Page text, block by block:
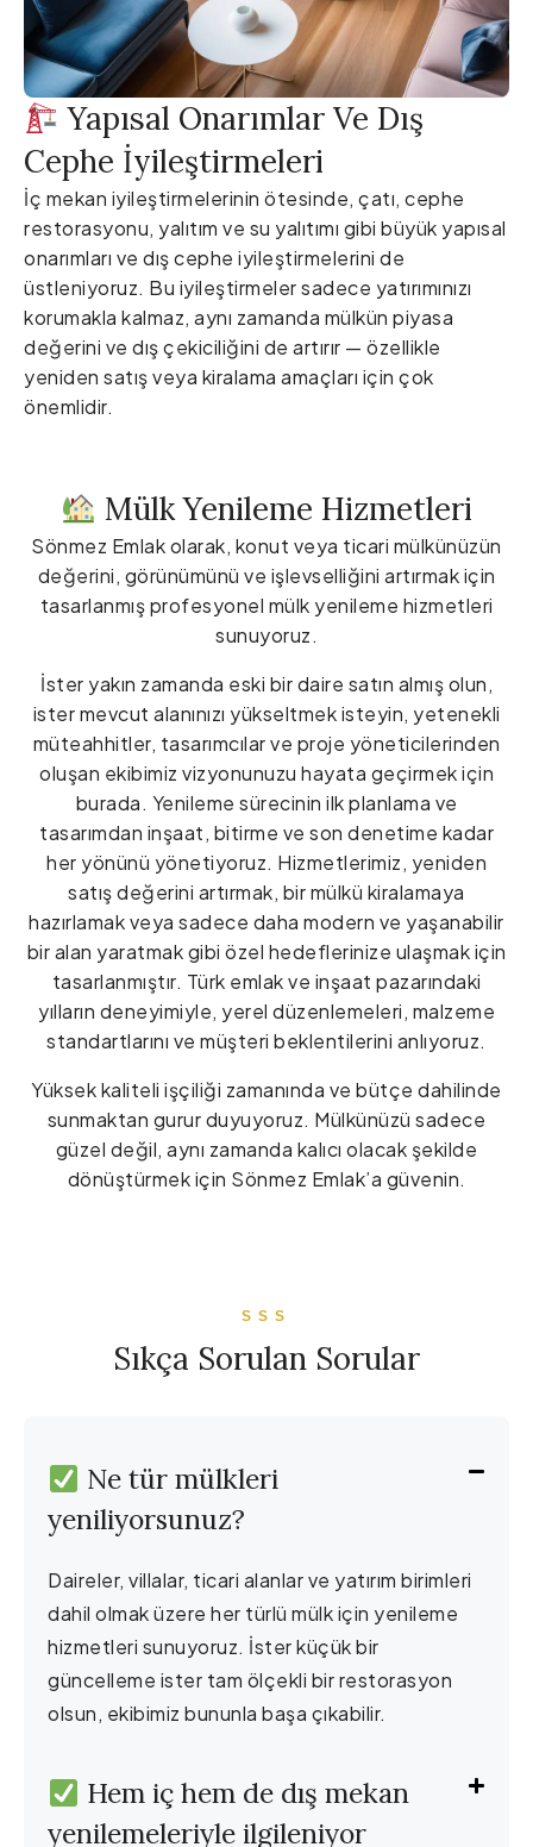
Yapısal Onarımlar Ve Dış
Cephe İyileştirmeleri
İç mekan iyileştirmelerinin ötesinde, çatı, cephe
restorasyonu, yalıtım ve su yalıtımı gibi büyük yapısal
onarımları ve dış cephe iyileştirmelerini de
üstleniyoruz. Bu iyileştirmeler sadece yatırımınızı
korumakla kalmaz, aynı zamanda mülkün piyasa
değerini ve dış çekiciliğini de artırır — özellikle
yeniden satış veya kiralama amaçları için çok
önemlidir.
Mülk Yenileme Hizmetleri
Sönmez Emlak olarak, konut veya ticari mülkünüzün
değerini, görünümünü ve işlevselliğini artırmak için
tasarlanmış profesyonel mülk yenileme hizmetleri
sunuyoruz.
İster yakın zamanda eski bir daire satın almış olun,
ister mevcut alanınızı yükseltmek isteyin, yetenekli
müteahhitler, tasarımcılar ve proje yöneticilerinden
oluşan ekibimiz vizyonunuzu hayata geçirmek için
burada. Yenileme sürecinin ilk planlama ve
tasarımdan inşaat, bitirme ve son denetime kadar
her yönünü yönetiyoruz. Hizmetlerimiz, yeniden
satış değerini artırmak, bir mülkü kiralamaya
hazırlamak veya sadece daha modern ve yaşanabilir
bir alan yaratmak gibi özel hedeflerinize ulaşmak için
tasarlanmıştır. Türk emlak ve inşaat pazarındaki
yılların deneyimiyle, yerel düzenlemeleri, malzeme
standartlarını ve müşteri beklentilerini anlıyoruz.
Yüksek kaliteli işçiliği zamanında ve bütçe dahilinde
sunmaktan gurur duyuyoruz. Mülkünüzü sadece
güzel değil, aynı zamanda kalıcı olacak şekilde
dönüştürmek için Sönmez Emlak’a güvenin.
SSS
Sıkça Sorulan Sorular
Ne tür mülkleri
yeniliyorsunuz?
Daireler, villalar, ticari alanlar ve yatırım birimleri
dahil olmak üzere her türlü mülk için yenileme
hizmetleri sunuyoruz. İster küçük bir
güncelleme ister tam ölçekli bir restorasyon
olsun, ekibimiz bununla başa çıkabilir.
Hem iç hem de dış mekan
yenilemeleriyle ilgileniyor